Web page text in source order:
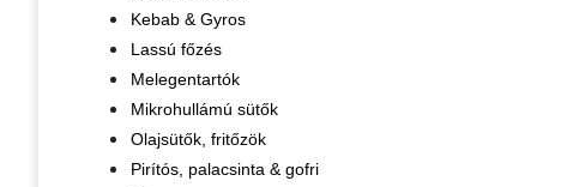
Kebab & Gyros
Lassú főzés
Melegentartók
Mikrohullámú sütők
Olajsütők, fritőzök
Pirítós, palacsinta & gofri